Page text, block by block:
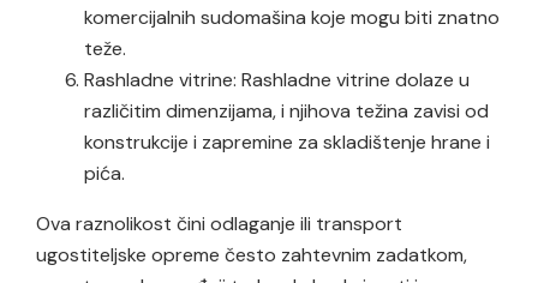
komercijalnih sudomašina koje mogu biti znatno
teže.
Rashladne vitrine: Rashladne vitrine dolaze u
različitim dimenzijama, i njihova težina zavisi od
konstrukcije i zapremine za skladištenje hrane i
pića.
Ova raznolikost čini odlaganje ili transport
ugostiteljske opreme često zahtevnim zadatkom,